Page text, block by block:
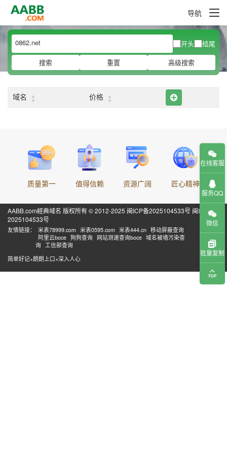
导航
开头
结尾
搜索
重置 高级搜索
域名 ▲
▼ 价格 ▲
▼
质量第一 值得信赖 资源广阔 匠心精神
AABB.com經典域名 版权所有 © 2012-2025 闽ICP备2025104533号 闽ICP备
2025104533号
友情链接： 米表78999.com 米表0595.com 米表444.cn 移动屏蔽查询
阿里云boce 狗狗查询 网站测速查询boce 域名被墙污染查
询 工信部查询
简单好记+朗朗上口+深入人心
在线客服
服务QQ
微信
批量复制